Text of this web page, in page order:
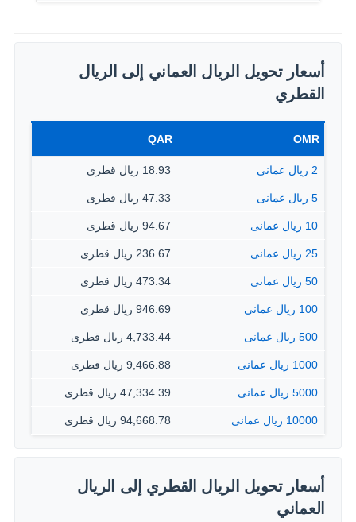
أسعار تحويل الريال العماني إلى الريال
القطري
OMR
QAR
2 ريال عمانى 18.93 ريال قطرى
5 ريال عمانى 47.33 ريال قطرى
10 ريال عمانى 94.67 ريال قطرى
25 ريال عمانى 236.67 ريال قطرى
50 ريال عمانى 473.34 ريال قطرى
100 ريال عمانى 946.69 ريال قطرى
500 ريال عمانى 4,733.44 ريال قطرى
1000 ريال عمانى 9,466.88 ريال قطرى
5000 ريال عمانى 47,334.39 ريال قطرى
10000 ريال عمانى 94,668.78 ريال قطرى
أسعار تحويل الريال القطري إلى الريال
العماني